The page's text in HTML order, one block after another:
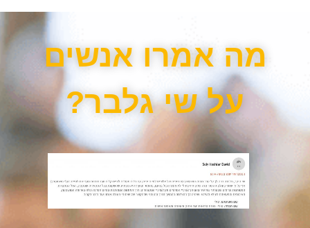
מה אמרו אנשים
על שי גלבר?